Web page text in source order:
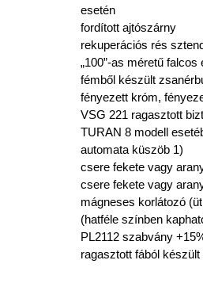
esetén
fordított ajtószárny
rekuperációs rés
„100”-as méretű
fémből készült
fényezett króm,
VSG 221 ragasztott
TURAN 8 modell
automata küszöb 1)
csere fekete vagy
csere fekete vagy
mágneses korlátozó
(hatféle színben
PL2112 szabvány
ragasztott fából